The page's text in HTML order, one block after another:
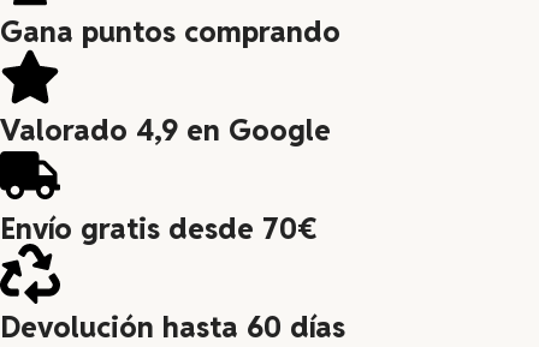
Gana puntos comprando
Valorado 4,9 en Google
Envío gratis desde 70€
Devolución hasta 60 días